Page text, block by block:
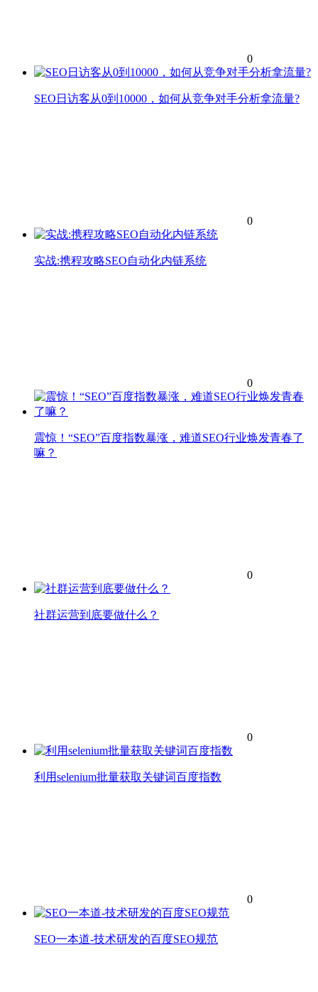
0
SEO日访客从0到10000，如何从竞争对手分析拿流量?
0
实战:携程攻略SEO自动化内链系统
0
震惊！“SEO”百度指数暴涨，难道SEO行业焕发青春了
嘛？
0
社群运营到底要做什么？
0
利用selenium批量获取关键词百度指数
0
SEO一本道-技术研发的百度SEO规范